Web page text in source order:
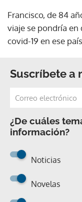
Francisco, de 84
viaje se pondría en
covid-19 en ese país.
Suscríbete a
¿De cuáles
información?
Noticias
Novelas